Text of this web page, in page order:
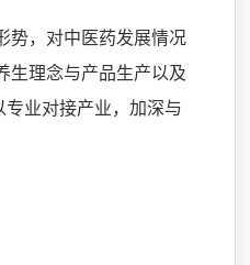
势，对中医药发展情况
生理念与产品生产以及
业对接产业，加深与